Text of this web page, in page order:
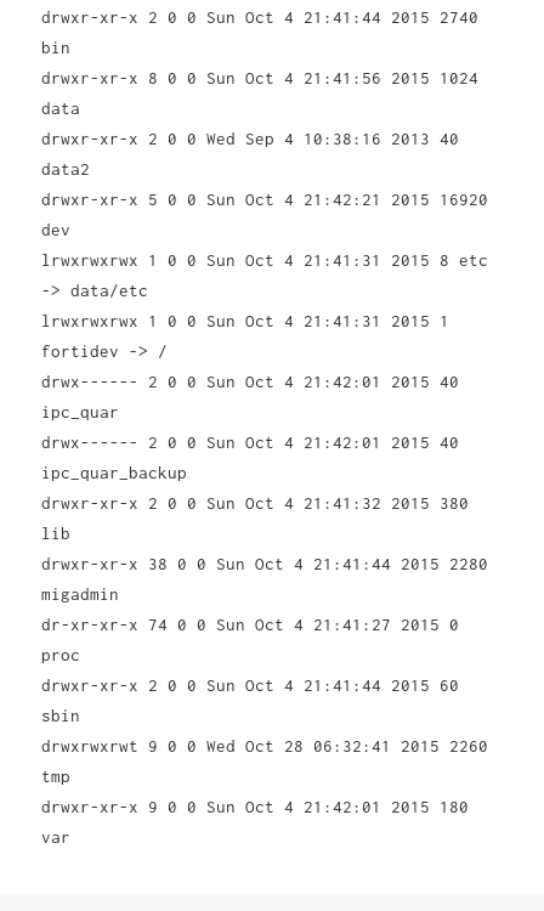
drwxr-xr-x 2 0 0 Sun Oct 4 21:41:44 2015 2740
bin
drwxr-xr-x 8 0 0 Sun Oct 4 21:41:56 2015 1024
data
drwxr-xr-x 2 0 0 Wed Sep 4 10:38:16 2013 40
data2
drwxr-xr-x 5 0 0 Sun Oct 4 21:42:21 2015 16920
dev
lrwxrwxrwx 1 0 0 Sun Oct 4 21:41:31 2015 8 etc
-> data/etc
lrwxrwxrwx 1 0 0 Sun Oct 4 21:41:31 2015 1
fortidev -> /
drwx------ 2 0 0 Sun Oct 4 21:42:01 2015 40
ipc_quar
drwx------ 2 0 0 Sun Oct 4 21:42:01 2015 40
ipc_quar_backup
drwxr-xr-x 2 0 0 Sun Oct 4 21:41:32 2015 380
lib
drwxr-xr-x 38 0 0 Sun Oct 4 21:41:44 2015 2280
migadmin
dr-xr-xr-x 74 0 0 Sun Oct 4 21:41:27 2015 0
proc
drwxr-xr-x 2 0 0 Sun Oct 4 21:41:44 2015 60
sbin
drwxrwxrwt 9 0 0 Wed Oct 28 06:32:41 2015 2260
tmp
drwxr-xr-x 9 0 0 Sun Oct 4 21:42:01 2015 180
var